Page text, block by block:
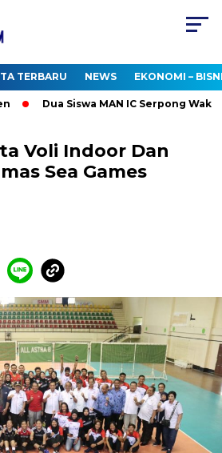
TERBARU NEWS EKONOMI –
Dua Siswa MAN IC Serpong Wakili
Voli Indoor Dan
Sea Games